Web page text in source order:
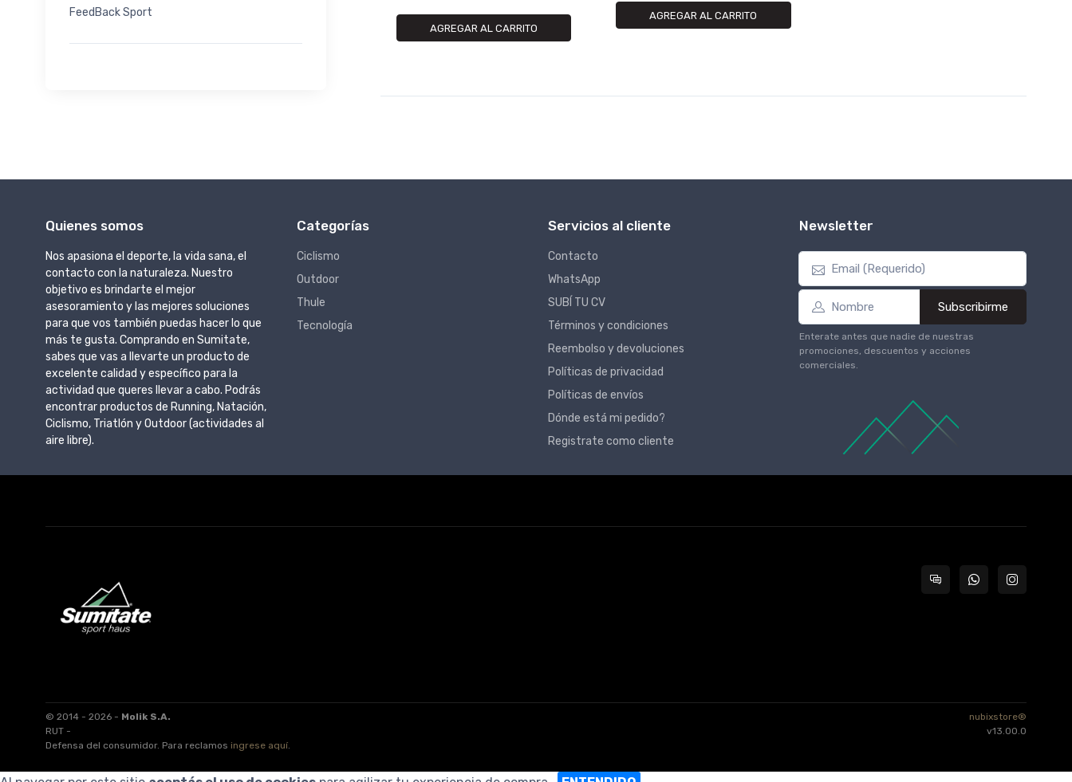
Otros
FeedBack Sport
AGREGAR AL CARRITO
AGREGAR AL CARRITO
Quienes somos
Nos apasiona el deporte, la vida sana, el
contacto con la naturaleza. Nuestro
objetivo es brindarte el mejor
asesoramiento y las mejores soluciones
para que vos también puedas hacer lo que
más te gusta. Comprando en Sumitate,
sabes que vas a llevarte un producto de
excelente calidad y específico para la
actividad que queres llevar a cabo. Podrás
encontrar productos de Running, Natación,
Ciclismo, Triatlón y Outdoor (actividades al
aire libre).
Categorías
Ciclismo
Outdoor
Thule
Tecnología
Servicios al cliente
Contacto
WhatsApp
SUBÍ TU CV
Términos y condiciones
Reembolso y devoluciones
Políticas de privacidad
Políticas de envíos
Dónde está mi pedido?
Registrate como cliente
Newsletter
Subscribirme
Enterate antes que nadie de nuestras
promociones, descuentos y acciones
comerciales.
© 2014 - 2026 - Molik S.A.
RUT -
Defensa del consumidor. Para reclamos ingrese aquí
nubixstore®
v13.00.0